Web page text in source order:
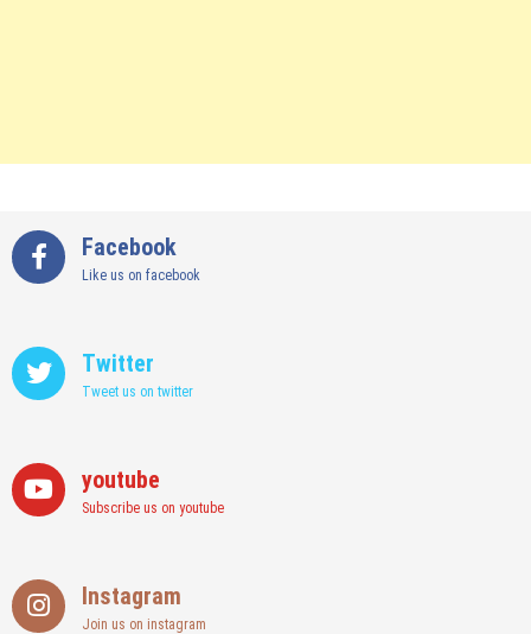
Facebook
Like us on facebook
Twitter
Tweet us on twitter
youtube
Subscribe us on youtube
Instagram
Join us on instagram